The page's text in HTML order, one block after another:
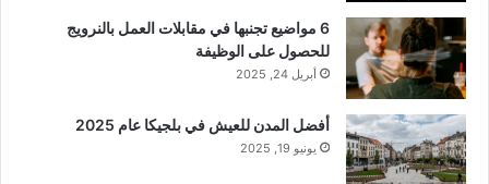
6 مواضيع تجنبها في مقابلات العمل بالنرويج
للحصول على الوظيفة
أبريل 24, 2025
أفضل المدن للعيش في بلجيكا عام 2025
يونيو 19, 2025